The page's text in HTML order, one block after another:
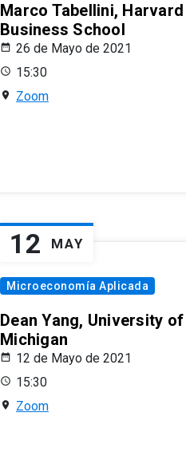
Marco Tabellini, Harvard
Business School
26 de Mayo de 2021
15:30
Zoom
12 MAY
Microeconomía Aplicada
Dean Yang, University of
Michigan
12 de Mayo de 2021
15:30
Zoom